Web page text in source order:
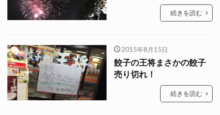
続きを読む
2015年8月15日
餃子の王将まさかの餃子
売り切れ！
続きを読む